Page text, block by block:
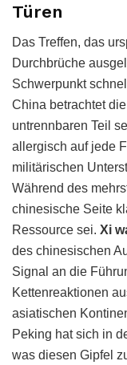
Türen
Das Treffen, das
Durchbrüche
Schwerpunkt
China betrachtet
untrennbaren Teil
allergisch auf jede
militärischen
Während des
chinesische Seite
Ressource sei. Xi
des chinesischen
Signal an die
Kettenreaktionen
asiatischen
Peking hat sich in
was diesen Gipfel